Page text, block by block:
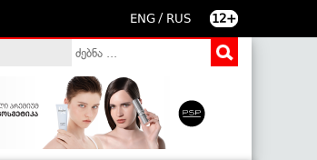
ENG / RUS 12+